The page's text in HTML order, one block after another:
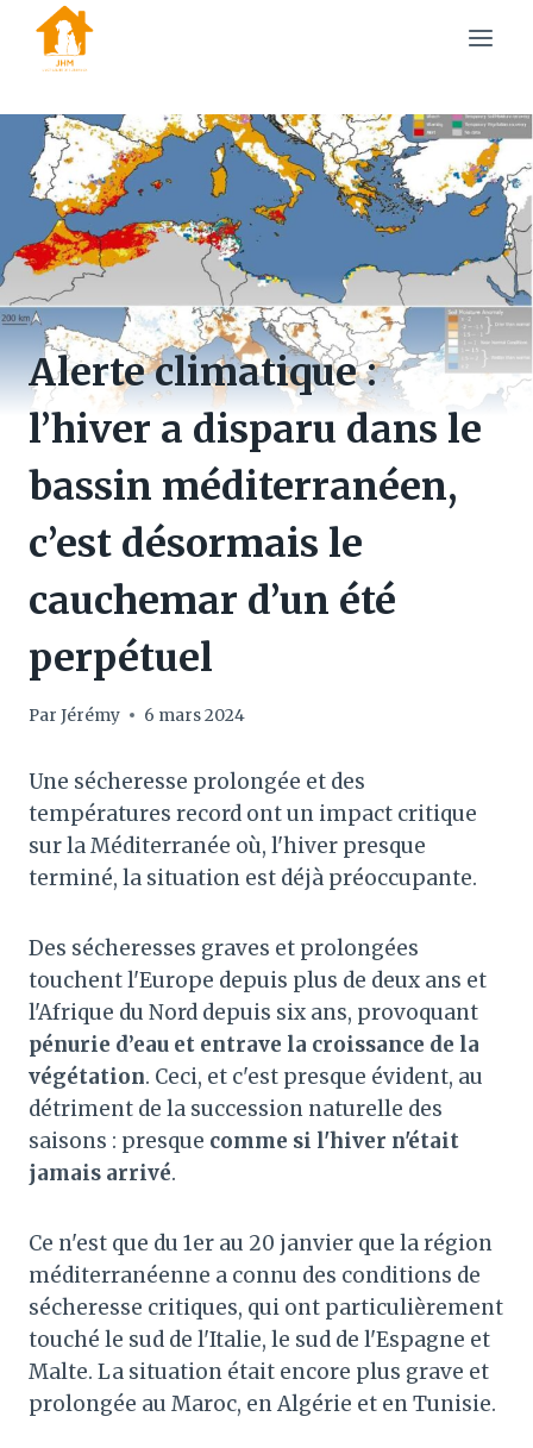
content
Alerte climatique :
l’hiver a disparu dans le
bassin méditerranéen,
c’est désormais le
cauchemar d’un été
perpétuel
Par Jérémy 6 mars 2024
Une sécheresse prolongée et des
températures record ont un impact critique
sur la Méditerranée où, l'hiver presque
terminé, la situation est déjà préoccupante.
Des sécheresses graves et prolongées
touchent l'Europe depuis plus de deux ans et
l'Afrique du Nord depuis six ans, provoquant
pénurie d’eau et entrave la croissance de la
végétation. Ceci, et c'est presque évident, au
détriment de la succession naturelle des
saisons : presque comme si l'hiver n'était
jamais arrivé.
Ce n'est que du 1er au 20 janvier que la région
méditerranéenne a connu des conditions de
sécheresse critiques, qui ont particulièrement
touché le sud de l'Italie, le sud de l'Espagne et
Malte. La situation était encore plus grave et
prolongée au Maroc, en Algérie et en Tunisie.